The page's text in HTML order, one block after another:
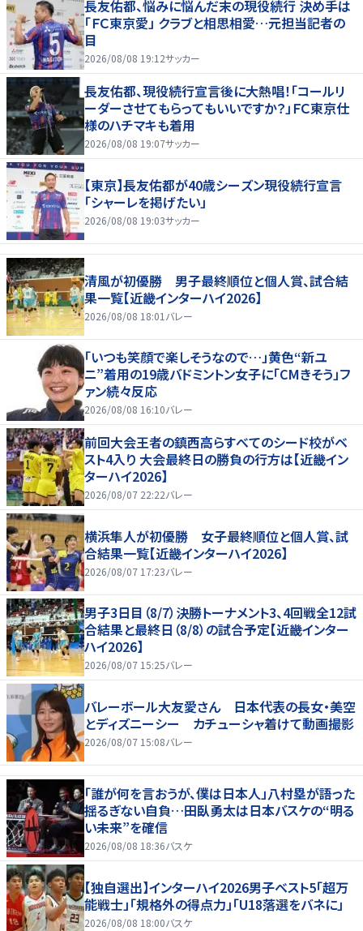
長友佑都、悩みに悩んだ末の現役続行 決め手は
「ＦＣ東京愛」 クラブと相思相愛…元担当記者の
目
2026/08/08 19:12サッカー
長友佑都、現役続行宣言後に大熱唱！「コールリ
ーダーさせてもらってもいいですか？」ＦＣ東京仕
様のハチマキも着用
2026/08/08 19:07サッカー
【東京】長友佑都が40歳シーズン現役続行宣言
「シャーレを掲げたい」
2026/08/08 19:03サッカー
清風が初優勝 男子最終順位と個人賞、試合結
果一覧【近畿インターハイ2026】
2026/08/08 18:01 バレー
「いつも笑顔で楽しそうなので…」黄色“新ユ
ニ”着用の19歳バドミントン女子に「CMきそう」フ
ァン続々反応
2026/08/08 16:10バレー
前回大会王者の鎮西高らすべてのシード校がベ
スト4入り 大会最終日の勝負の行方は【近畿イン
ターハイ2026】
2026/08/07 22:22バレー
横浜隼人が初優勝 女子最終順位と個人賞、試
合結果一覧【近畿インターハイ2026】
2026/08/07 17:23バレー
男子3日目（8/7）決勝トーナメント3、4回戦全12試
合結果と最終日（8/8）の試合予定【近畿インター
ハイ2026】
2026/08/07 15:25バレー
バレーボール大友愛さん 日本代表の長女・美空
とディズニーシー カチューシャ着けて動画撮影
2026/08/07 15:08バレー
「誰が何を言おうが、僕は日本人」八村塁が語った
揺るぎない自負…田臥勇太は日本バスケの“明る
い未来”を確信
2026/08/08 18:36バスケ
【独自選出】インターハイ2026男子ベスト5「超万
能戦士」「規格外の得点力」「U18落選をバネに」
2026/08/08 18:00バスケ